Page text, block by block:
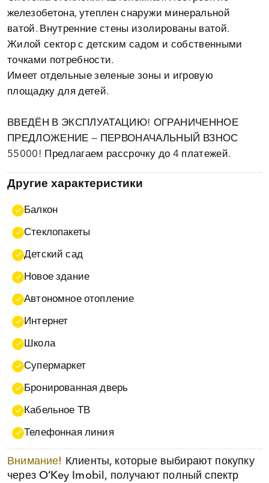
железобетона, утеплен снаружи минеральной
ватой. Внутренние стены изолированы ватой.
Жилой сектор с детским садом и собственными
точками потребности.
Имеет отдельные зеленые зоны и игровую
площадку для детей.
ВВЕДЁН В ЭКСПЛУАТАЦИЮ! ОГРАНИЧЕННОЕ
ПРЕДЛОЖЕНИЕ — ПЕРВОНАЧАЛЬНЫЙ ВЗНОС
55000! Предлагаем рассрочку до 4 платежей.
Другие характеристики
Балкон
Стеклопакеты
Детский сад
Новое здание
Автономное отопление
Интернет
Школа
Супермаркет
Бронированная дверь
Кабельное ТВ
Телефонная линия
Внимание!
Клиенты, которые выбирают покупку
через O’Key Imobil, получают полный спектр